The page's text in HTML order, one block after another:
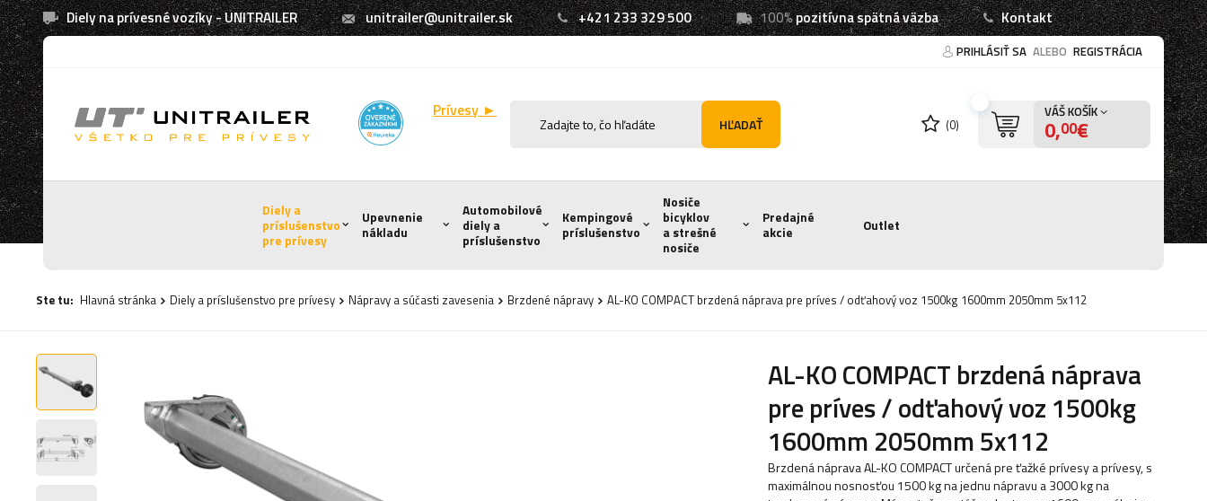
Diely na prívesné vozíky - UNITRAILER unitrailer@unitrailer.sk +421 233 329 500 100%pozitívna spätná väzba Kontakt
PRIHLÁSIŤ SA ALEBO REGISTRÁCIA
Prívesy ►
HĽADAŤ (0)
VÁŠ KOŠÍK
0,00€
Diely a
príslušenstvo
pre prívesy
Upevnenie
nákladu
Automobilové
diely a
príslušenstvo
Kempingové
príslušenstvo
Nosiče
bicyklov
a strešné
nosiče
Predajné
akcie
Outlet
Ste tu: Hlavná stránka Diely a príslušenstvo pre prívesy Nápravy a súčasti zavesenia Brzdené nápravy AL-KO COMPACT brzdená náprava pre príves / odťahový voz 1500kg 1600mm 2050mm 5x112
AL-KO COMPACT brzdená náprava
pre príves / odťahový voz 1500kg
1600mm 2050mm 5x112
Brzdená náprava AL-KO COMPACT určená pre ťažké prívesy a prívesy, s
maximálnou nosnosťou 1500 kg na jednu nápravu a 3000 kg na